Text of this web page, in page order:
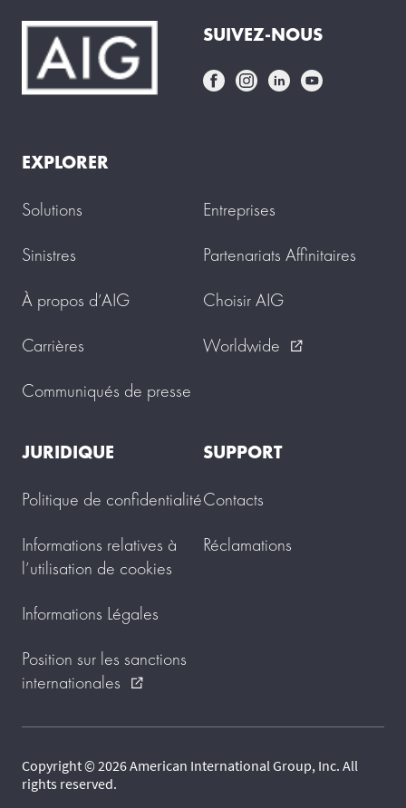
SUIVEZ-NOUS
EXPLORER
Solutions
Sinistres
À propos d’AIG
Carrières
Communiqués de presse
Entreprises
Partenariats Affinitaires
Choisir AIG
Worldwide
external_link
JURIDIQUE
Politique de confidentialité
Informations relatives à
l’utilisation de cookies
Informations Légales
Position sur les sanctions
internationales
external_link
SUPPORT
Contacts
Réclamations
Copyright © 2026 American International Group, Inc. All
rights reserved.